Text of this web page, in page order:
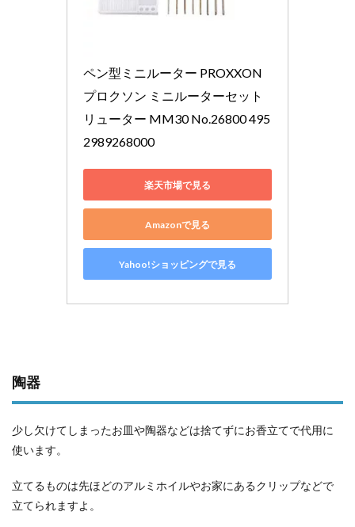
ペン型ミニルーター PROXXON
プロクソン ミニルーターセット
リューター MM30 No.26800 495
2989268000
楽天市場で見る
Amazonで見る
Yahoo!ショッピングで見る
陶器
少し欠けてしまったお皿や陶器などは捨てずにお香立てで代用に
使います。
立てるものは先ほどのアルミホイルやお家にあるクリップなどで
立てられますよ。